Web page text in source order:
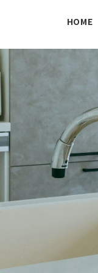
HOME